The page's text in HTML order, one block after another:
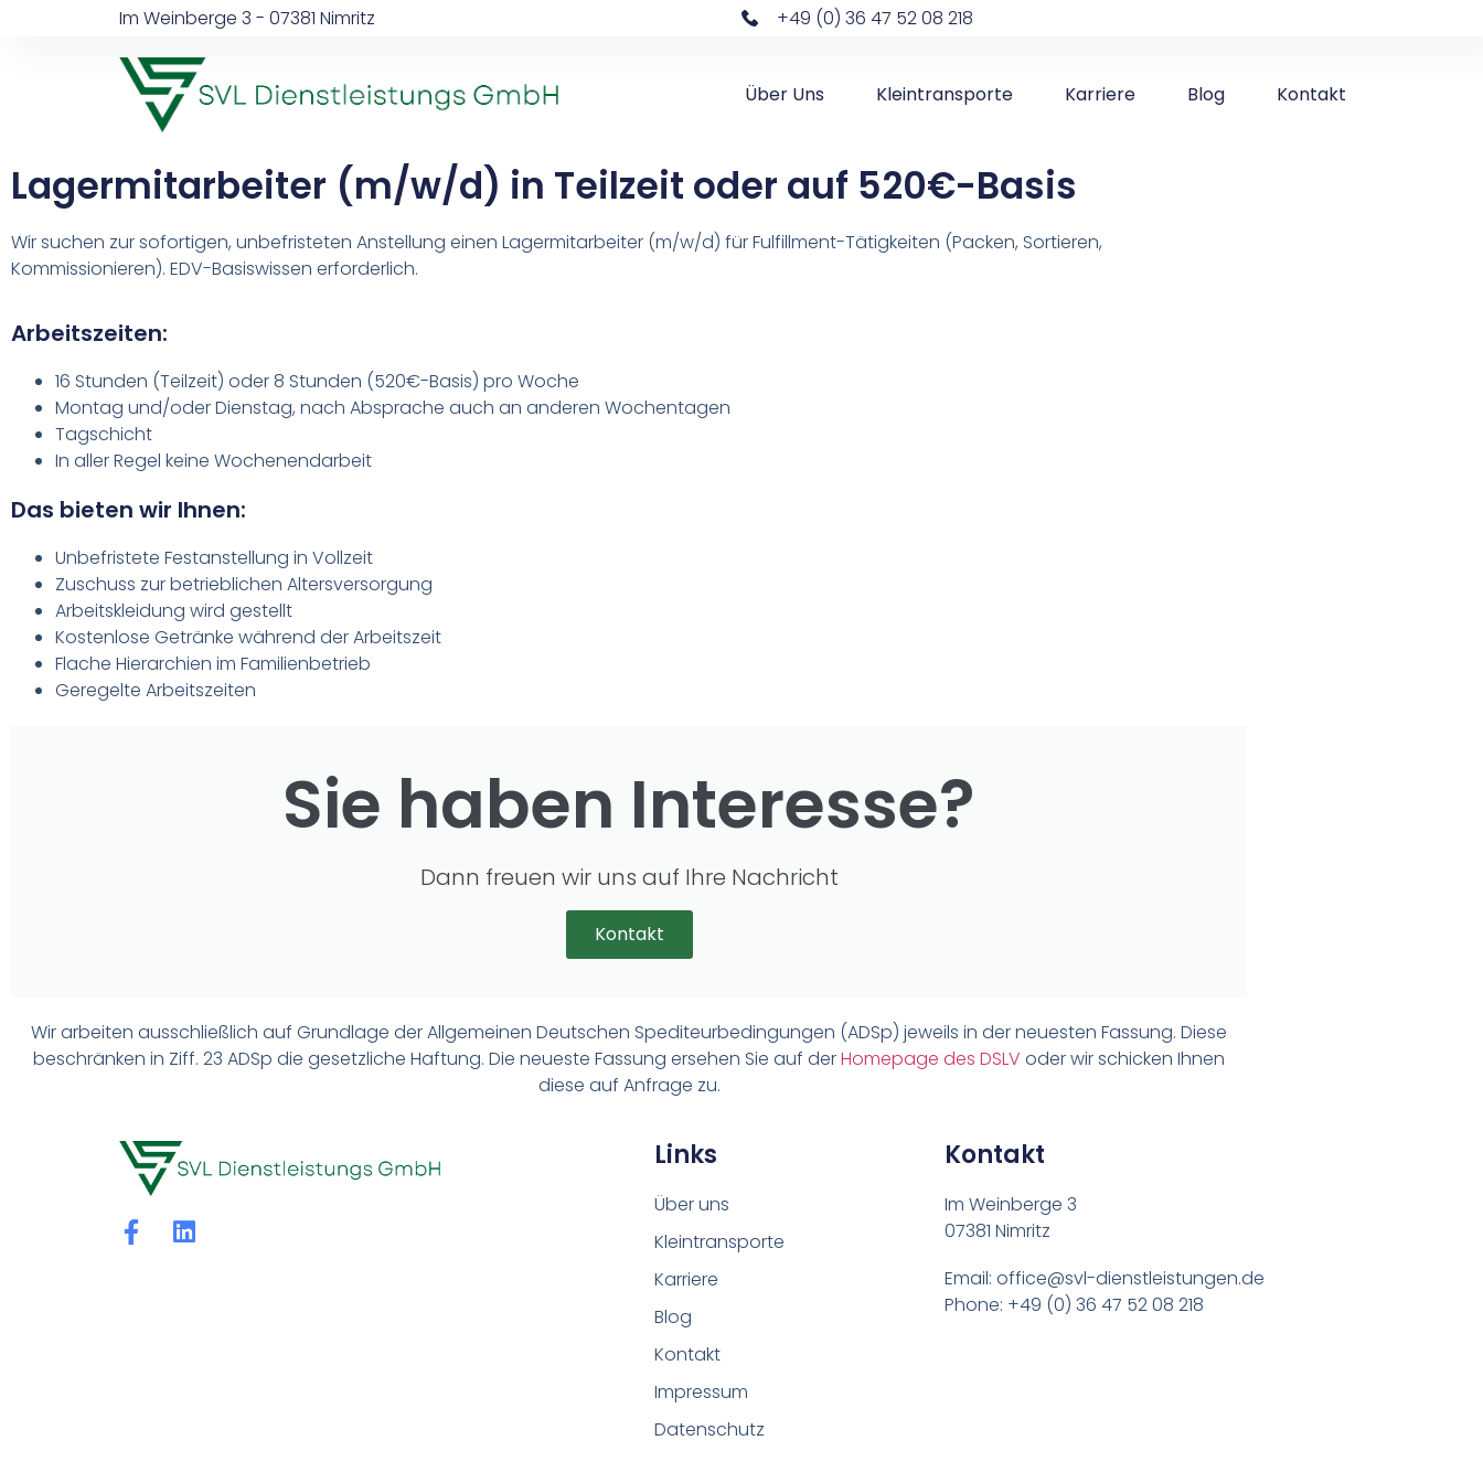
Im Weinberge 3 - 07381 Nimritz +49 (0) 36 47 52 08 218
Über Uns Kleintransporte Karriere Blog Kontakt
Lagermitarbeiter (m/w/d) in Teilzeit oder auf 520€-Basis
Wir suchen zur sofortigen, unbefristeten Anstellung einen Lagermitarbeiter (m/w/d) für Fulfillment-Tätigkeiten (Packen, Sortieren,
Kommissionieren). EDV-Basiswissen erforderlich.
Arbeitszeiten:
16 Stunden (Teilzeit) oder 8 Stunden (520€-Basis) pro Woche
Montag und/oder Dienstag, nach Absprache auch an anderen Wochentagen
Tagschicht
In aller Regel keine Wochenendarbeit
Das bieten wir Ihnen:
Unbefristete Festanstellung in Vollzeit
Zuschuss zur betrieblichen Altersversorgung
Arbeitskleidung wird gestellt
Kostenlose Getränke während der Arbeitszeit
Flache Hierarchien im Familienbetrieb
Geregelte Arbeitszeiten
Sie haben Interesse?
Dann freuen wir uns auf Ihre Nachricht
Kontakt
Wir arbeiten ausschließlich auf Grundlage der Allgemeinen Deutschen Spediteurbedingungen (ADSp) jeweils in der neuesten Fassung. Diese
beschränken in Ziff. 23 ADSp die gesetzliche Haftung. Die neueste Fassung ersehen Sie auf derHomepage des DSLV oder wir schicken Ihnen
diese auf Anfrage zu.
Links
Über uns
Kleintransporte
Karriere
Blog
Kontakt
Impressum
Datenschutz
Kontakt
Im Weinberge 3
07381 Nimritz
Email: office@svl-dienstleistungen.de
Phone: +49 (0) 36 47 52 08 218